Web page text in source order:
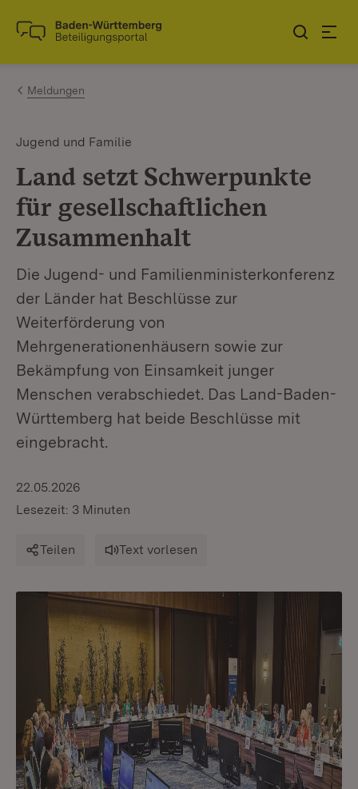
Zum Inhalt springen
Link zur Startseite
Meldungen
Jugend und Familie
Land setzt Schwerpunkte
für gesellschaftlichen
Zusammenhalt
Die Jugend- und Familienministerkonferenz
der Länder hat Beschlüsse zur
Weiterförderung von
Mehrgenerationenhäusern sowie zur
Bekämpfung von Einsamkeit junger
Menschen verabschiedet. Das Land-Baden-
Württemberg hat beide Beschlüsse mit
eingebracht.
22.05.2026
Lesezeit: 3 Minuten
Teilen Text vorlesen